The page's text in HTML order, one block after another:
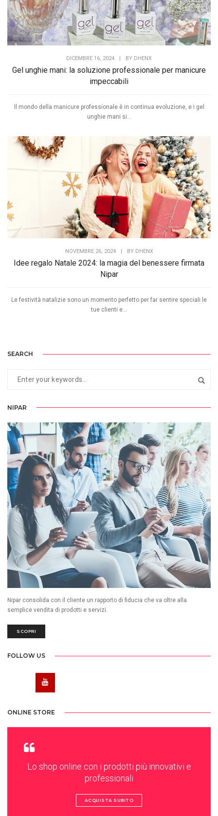
DICEMBRE 16, 2024 BY DHENX
Gel unghie mani: la soluzione professionale per manicure
impeccabili
Il mondo della manicure professionale è in continua evoluzione, e i gel
unghie mani si...
NOVEMBRE 26, 2024 BY DHENX
Idee regalo Natale 2024: la magia del benessere firmata
Nipar
Le festività natalizie sono un momento perfetto per far sentire speciali le
tue clienti e...
SEARCH
NIPAR
Nipar consolida con il cliente un rapporto di fiducia che va oltre alla
semplice vendita di prodotti e servizi.
SCOPRI
FOLLOW US
ONLINE STORE
Lo shop online con i prodotti più innovativi e
professionali
ACQUISTA SUBITO